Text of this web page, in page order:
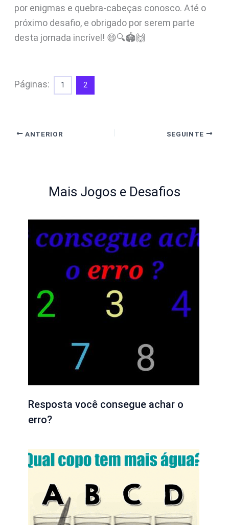
por enigmas e quebra-cabeças conosco. Até o
próximo desafio, e obrigado por serem parte
desta jornada incrível! 😄🔍🏟️🙌
Páginas: 1 2
ANTERIOR SEGUINTE
Mais Jogos e Desafios
Resposta você consegue achar o
erro?